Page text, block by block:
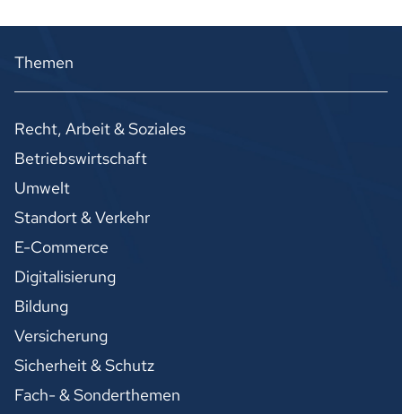
Themen
Recht, Arbeit & Soziales
Betriebswirtschaft
Umwelt
Standort & Verkehr
E-Commerce
Digitalisierung
Bildung
Versicherung
Sicherheit & Schutz
Fach- & Sonderthemen